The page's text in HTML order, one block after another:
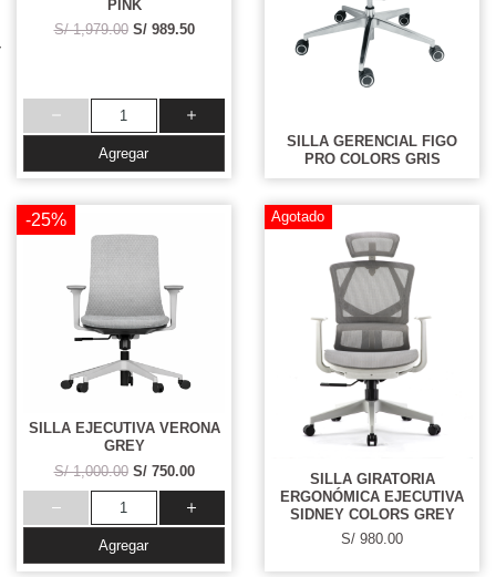
PINK
S/ 1,979.00 S/ 989.50
Agregar
SILLA GERENCIAL FIGO
PRO COLORS GRIS
-25%
SILLA EJECUTIVA VERONA
GREY
S/ 1,000.00 S/ 750.00
Agregar
Agotado
SILLA GIRATORIA
ERGONÓMICA EJECUTIVA
SIDNEY COLORS GREY
S/ 980.00